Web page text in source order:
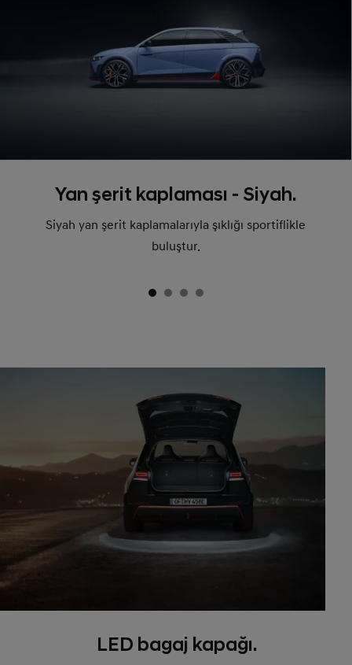
Yan şerit kaplaması - Siyah.
Siyah yan şerit kaplamalarıyla şıklığı sportiflikle
buluştur.
LED bagaj kapağı.